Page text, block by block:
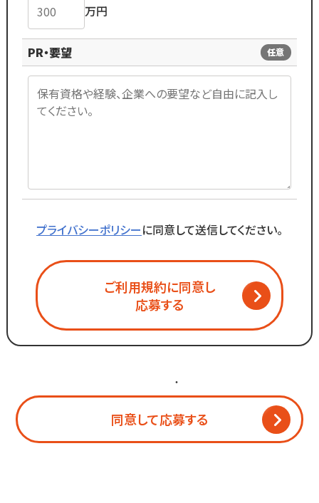
万円
PR・要望 任意
プライバシーポリシーに同意して送信してください。
ご利用規約に同意し
応募する
・
同意して応募する